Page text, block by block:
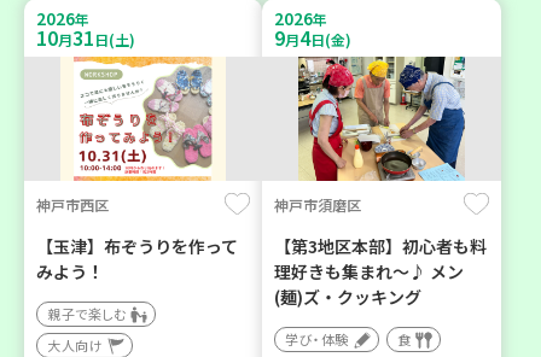
2026年
10月31日(土)
神戸市西区
【玉津】布ぞうりを作って
みよう！
親子で楽しむ
大人向け
2026年
9月4日(金)
神戸市須磨区
【第3地区本部】初心者も料
理好きも集まれ～♪ メン
(麺)ズ・クッキング
学び・体験 食